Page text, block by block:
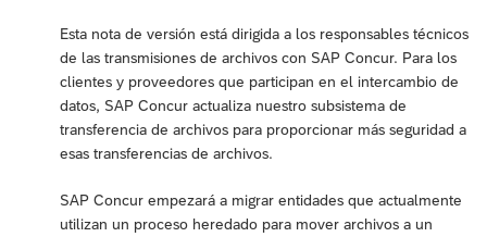
Esta nota de versión está dirigida a los responsables técnicos
de las transmisiones de archivos con SAP Concur. Para los
clientes y proveedores que participan en el intercambio de
datos, SAP Concur actualiza nuestro subsistema de
transferencia de archivos para proporcionar más seguridad a
esas transferencias de archivos.
SAP Concur empezará a migrar entidades que actualmente
utilizan un proceso heredado para mover archivos a un